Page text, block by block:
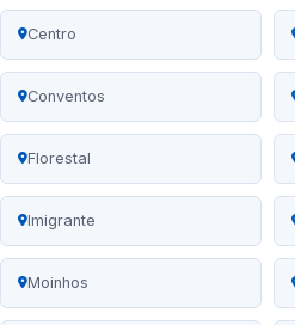
Centro
Conventos
Florestal
Imigrante
Moinhos